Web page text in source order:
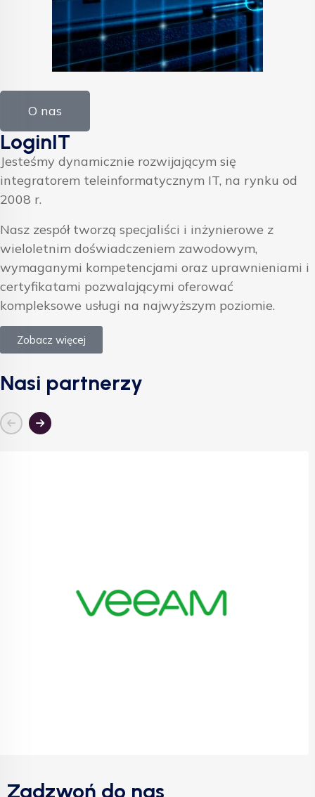
O nas
LoginIT
Jesteśmy dynamicznie rozwijającym się
integratorem teleinformatycznym IT, na rynku od
2008 r.
Nasz zespół tworzą specjaliści i inżynierowe z
wieloletnim doświadczeniem zawodowym,
wymaganymi kompetencjami oraz uprawnieniami i
certyfikatami pozwalającymi oferować
kompleksowe usługi na najwyższym poziomie.
Zobacz więcej
Nasi partnerzy
Zadzwoń do nas